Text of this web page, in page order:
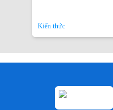
Kiến thức